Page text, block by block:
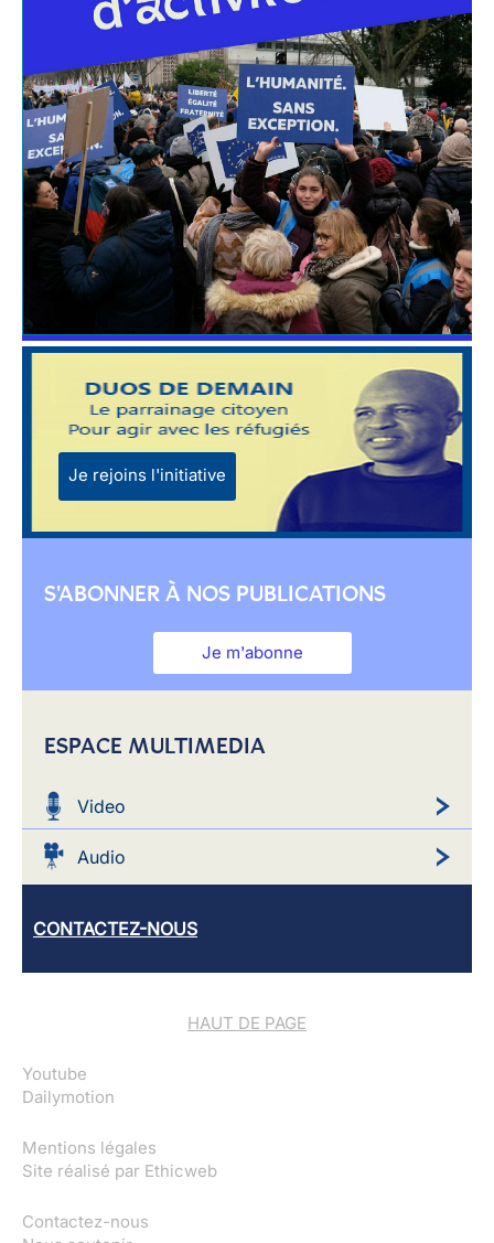
Je rejoins l'initiative
S'ABONNER À NOS PUBLICATIONS
Je m'abonne
ESPACE MULTIMEDIA
Video
Audio
CONTACTEZ-NOUS
HAUT DE PAGE
Youtube
Dailymotion
Mentions légales
Site réalisé par Ethicweb
Contactez-nous